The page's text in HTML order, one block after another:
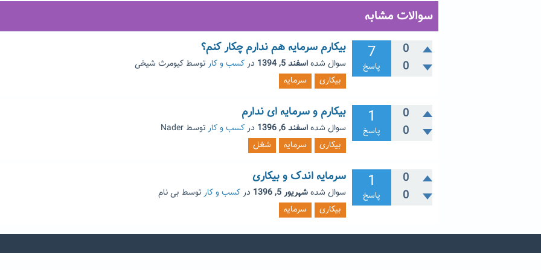
سوالات مشابه
0
0
7
پاسخ
بیکارم سرمایه هم ندارم چکار کنم؟
سوال شدهاسفند 5, 1394 درکسب و کارتوسط کیومرث شیخی
بیکاری
سرمایه
0
0
1
پاسخ
بیکارم و سرمایه ای ندارم
سوال شدهاسفند 6, 1396 درکسب و کارتوسط Nader
بیکاری
سرمایه شغل
0
0
1
پاسخ
سرمایه اندک و بیکاری
سوال شدهشهریور 5, 1396 درکسب و کارتوسط بی نام
بیکاری
سرمایه